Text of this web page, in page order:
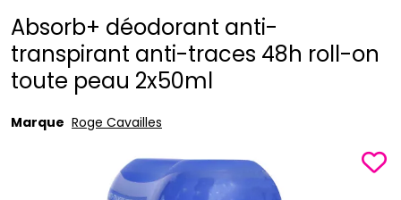
Absorb+ déodorant anti-
transpirant anti-traces 48h roll-on
toute peau 2x50ml
Marque Roge Cavailles